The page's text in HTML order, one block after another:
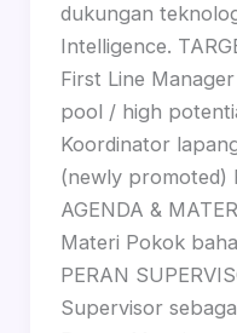
dukungan
Intelligence.
First Line
pool / high
Koordinator
(newly promoted)
AGENDA &
Materi Pokok
PERAN
Supervisor